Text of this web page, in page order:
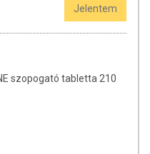
kedvező élettani hatással
eltérő lehet, jelölésük,
során nem engedélyezett a
vegyes étrendet és az
alkalmas! Betegség esetén
Az ajánlott napi
Jelentem
szopogató tabletta 210